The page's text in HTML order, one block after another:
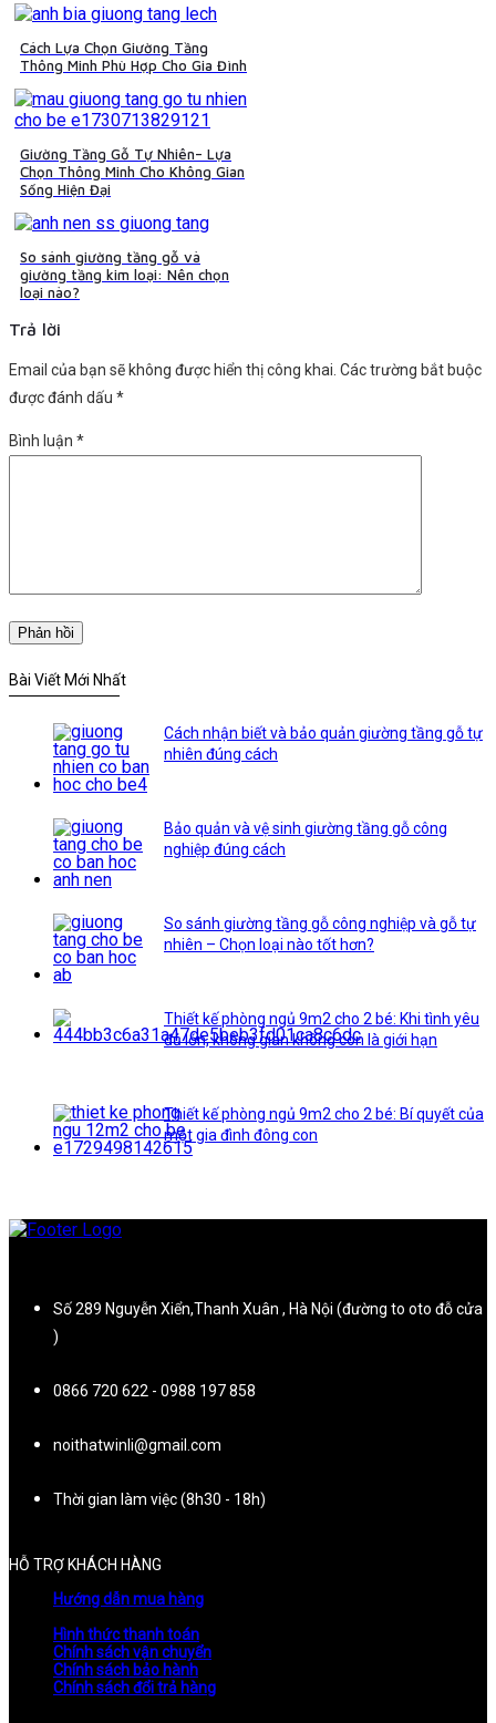
Cách Lựa Chọn Giường Tầng
Thông Minh Phù Hợp Cho Gia Đình
Giường Tầng Gỗ Tự Nhiên– Lựa
Chọn Thông Minh Cho Không Gian
Sống Hiện Đại
So sánh giường tầng gỗ và
giường tầng kim loại: Nên chọn
loại nào?
Trả lời
Email của bạn sẽ không được hiển thị công khai. Các trường bắt buộc
được đánh dấu *
Bình luận *
Bài Viết Mới Nhất
Cách nhận biết và bảo quản giường tầng gỗ tự
nhiên đúng cách
Bảo quản và vệ sinh giường tầng gỗ công
nghiệp đúng cách
So sánh giường tầng gỗ công nghiệp và gỗ tự
nhiên – Chọn loại nào tốt hơn?
Thiết kế phòng ngủ 9m2 cho 2 bé: Khi tình yêu
đủ lớn, không gian không còn là giới hạn
Thiết kế phòng ngủ 9m2 cho 2 bé: Bí quyết của
một gia đình đông con
Số 289 Nguyễn Xiển,Thanh Xuân , Hà Nội (đường to oto đỗ cửa
)
0866 720 622 - 0988 197 858
noithatwinli@gmail.com
Thời gian làm việc (8h30 - 18h)
HỖ TRỢ KHÁCH HÀNG
Hướng dẫn mua hàng
Hình thức thanh toán
Chính sách vận chuyển
Chính sách bảo hành
Chính sách đổi trả hàng